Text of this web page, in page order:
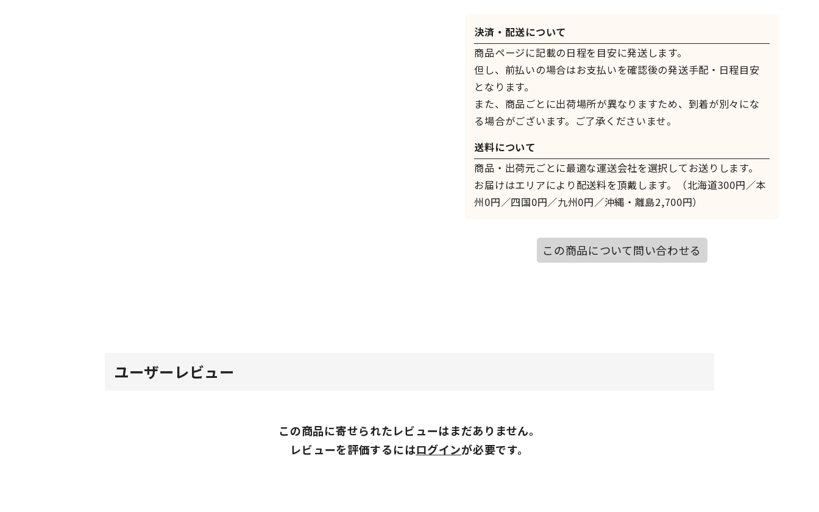
決済・配送について
商品ページに記載の日程を目安に発送します。
但し、前払いの場合はお支払いを確認後の発送手配・日程目安
となります。
また、商品ごとに出荷場所が異なりますため、到着が別々にな
る場合がございます。ご了承くださいませ。
送料について
商品・出荷元ごとに最適な運送会社を選択してお送りします。
お届けはエリアにより配送料を頂戴します。（北海道300円／本
州0円／四国0円／九州0円／沖縄・離島2,700円）
この商品について問い合わせる
ユーザーレビュー
この商品に寄せられたレビューはまだありません。
レビューを評価するにはログインが必要です。